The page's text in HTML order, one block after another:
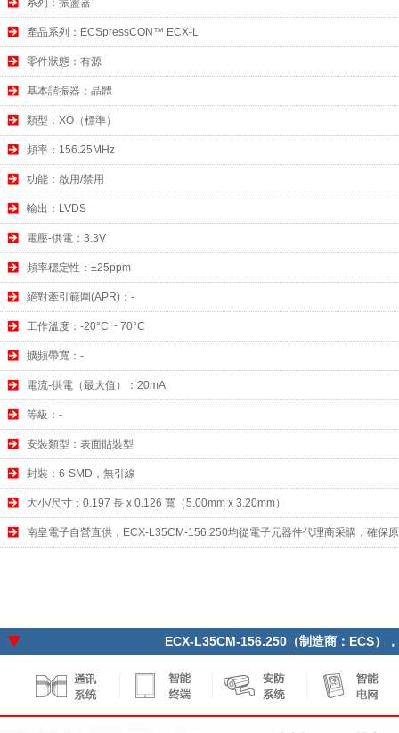
系列：振盪器
產品系列：ECSpressCON™ ECX-L
零件狀態：有源
基本諧振器：晶體
類型：XO（標準）
頻率：156.25MHz
功能：啟用/禁用
輸出：LVDS
電壓-供電：3.3V
頻率穩定性：±25ppm
絕對牽引範圍(APR)：-
工作溫度：-20°C ~ 70°C
擴頻帶寬：-
電流-供電（最大值）：20mA
等級：-
安裝類型：表面貼裝型
封裝：6-SMD，無引線
大小/尺寸：0.197 長 x 0.126 寬（5.00mm x 3.20mm）
南皇電子自營直供，ECX-L35CM-156.250均從電子元器件代理商采購，確保
ECX-L35CM-156.250（制造商：ECS）